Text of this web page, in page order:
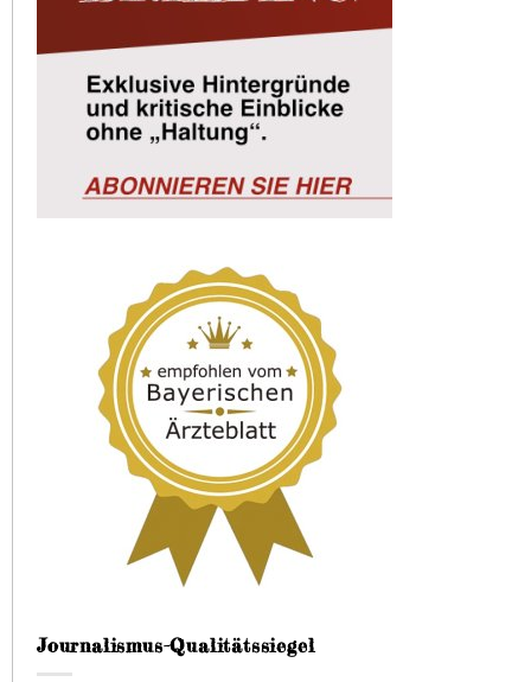
Journalismus-Qualitätssiegel